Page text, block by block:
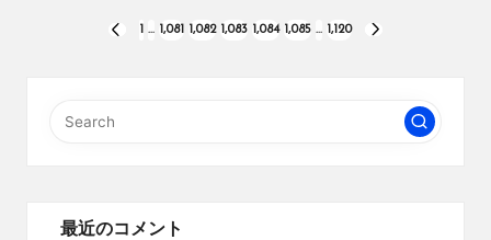
PREVIOUS
… 1,081 1,082 1,083 1,084 1,085 … 1,120
最近のコメント